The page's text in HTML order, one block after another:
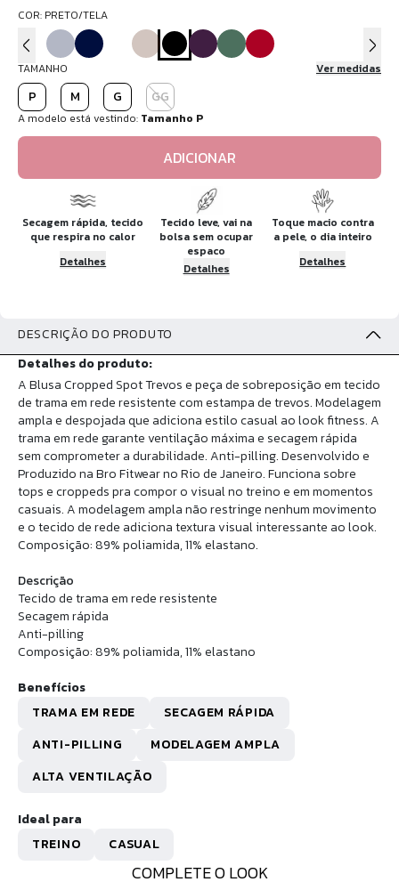
COR: PRETO/TELA
TAMANHO Ver medidas
P M G GG
A modelo está vestindo: Tamanho P
ADICIONAR
Secagem rápida, tecido
que respira no calor
Detalhes
Tecido leve, vai na
bolsa sem ocupar
espaco
Detalhes
Toque macio contra
a pele, o dia inteiro
Detalhes
COMPLETE O LOOK
DESCRIÇÃO DO PRODUTO
Detalhes do produto:
A Blusa Cropped Spot Trevos e peça de sobreposição em tecido
de trama em rede resistente com estampa de trevos. Modelagem
ampla e despojada que adiciona estilo casual ao look fitness. A
trama em rede garante ventilação máxima e secagem rápida
sem comprometer a durabilidade. Anti-pilling. Desenvolvido e
Produzido na Bro Fitwear no Rio de Janeiro. Funciona sobre
tops e croppeds pra compor o visual no treino e em momentos
casuais. A modelagem ampla não restringe nenhum movimento
e o tecido de rede adiciona textura visual interessante ao look.
Composição: 89% poliamida, 11% elastano.
Descrição
Tecido de trama em rede resistente
Secagem rápida
Anti-pilling
Composição: 89% poliamida, 11% elastano
Benefícios
TRAMA EM REDE
SECAGEM RÁPIDA
ANTI-PILLING
MODELAGEM AMPLA
ALTA VENTILAÇÃO
Ideal para
TREINO
CASUAL